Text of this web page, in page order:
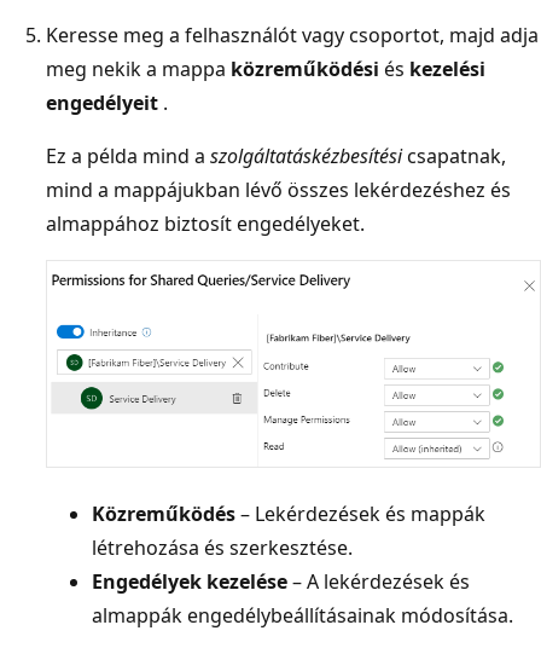
Keresse meg a felhasználót vagy csoportot, majd adja
meg nekik a mappa közreműködési és kezelési
engedélyeit .
Ez a példa mind a szolgáltatáskézbesítésicsapatnak,
mind a mappájukban lévő összes lekérdezéshez és
almappához biztosít engedélyeket.
Közreműködés– Lekérdezések és mappák
létrehozása és szerkesztése.
Engedélyek kezelése– A lekérdezések és
almappák engedélybeállításainak módosítása.